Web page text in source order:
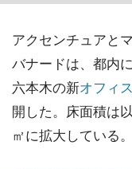
アクセンチュアと
バナードは、都内
六本木の新オフィス
開した。床面積は
㎡に拡大している。